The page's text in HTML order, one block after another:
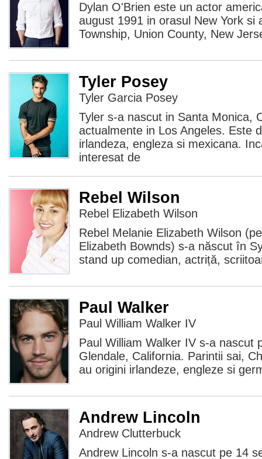
Dylan O'Brien este un actor
august 1991 in orasul New York si
Township, Union County, New
Tyler Posey
Tyler Garcia Posey
Tyler s-a nascut in Santa Monica,
actualmente in Los Angeles. Este
irlandeza, engleza si mexicana.
interesat de
Rebel Wilson
Rebel Elizabeth Wilson
Rebel Melanie Elizabeth Wilson
Elizabeth Bownds) s-a născut în
stand up comedian, actriță,
Paul Walker
Paul William Walker IV
Paul William Walker IV s-a nascut
Glendale, California. Parintii sai,
au origini irlandeze, engleze si
Andrew Lincoln
Andrew Clutterbuck
Andrew Lincoln s-a nascut pe 14